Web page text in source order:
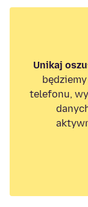
Unikaj
telefonu,